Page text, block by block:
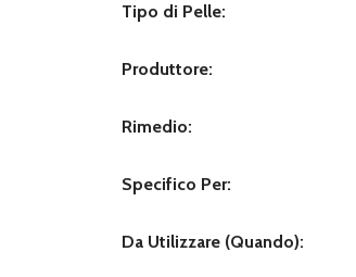
Tipo di Pelle:
Produttore:
Rimedio:
Specifico Per:
Da Utilizzare (Quando):